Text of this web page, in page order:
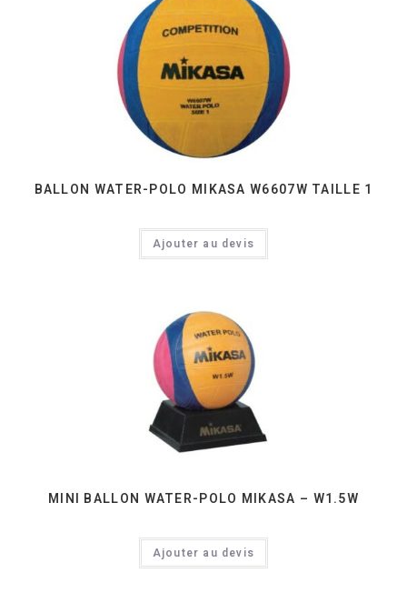
BALLON WATER-POLO MIKASA W6607W TAILLE 1
Ajouter au devis
MINI BALLON WATER-POLO MIKASA – W1.5W
Ajouter au devis